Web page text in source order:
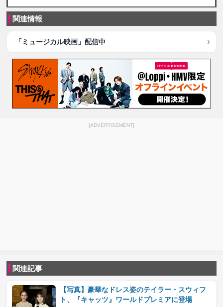
関連情報
「ミュージカル映画」配信中
[ADVERTISEMENT]
関連記事
【写真】豪華なドレス姿のテイラー・スウィフ
ト、『キャッツ』ワールドプレミアに登場